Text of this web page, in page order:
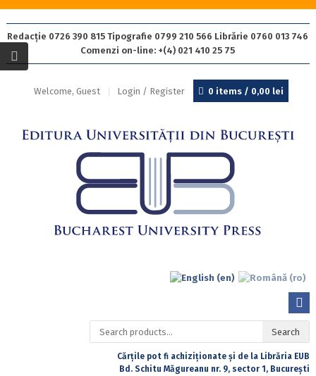
Redacție 0726 390 815 Tipografie 0799 210 566 Librărie 0760 013 746
Comenzi on-line: +(4) 021 410 25 75
Welcome, Guest Login / Register 0 items / 0,00 lei
Search
for:
Search
Cărțile pot fi achiziționate și de la Librăria EUB
Bd. Schitu Măgureanu nr. 9, sector 1, București